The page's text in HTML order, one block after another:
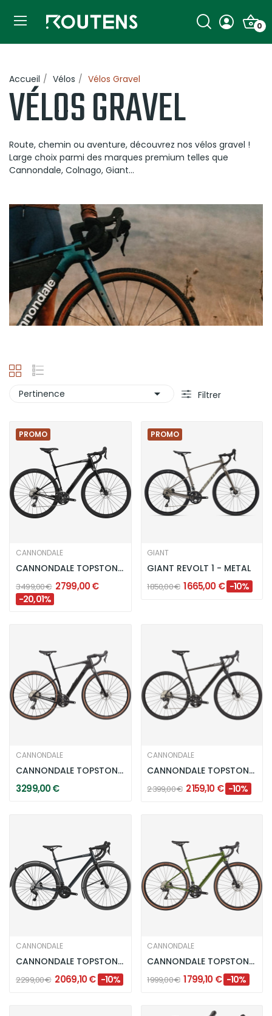
0
Accueil Vélos Vélos Gravel
VÉLOS GRAVEL
Route, chemin ou aventure, découvrez nos vélos gravel !
Large choix parmi des marques premium telles que
Cannondale, Colnago, Giant...
Pertinence  Filtrer
PROMO
CANNONDALE
CANNONDALE TOPSTONE CARBON 3 - CARBON
3 499,00 € 2 799,00 €
-20,01%
PROMO
GIANT
GIANT REVOLT 1 - METAL
1 850,00 € 1 665,00 € -10%
CANNONDALE
CANNONDALE TOPSTONE CARBON 3 GRX 2X - SMOKE BLACK
3 299,00 €
CANNONDALE
CANNONDALE TOPSTONE 1 - BLACK
2 399,00 € 2 159,10 € -10%
CANNONDALE
CANNONDALE TOPSTONE EQ - TUNGSTEN BLUE
2 299,00 € 2 069,10 € -10%
CANNONDALE
CANNONDALE TOPSTONE 2 GRX - 2X - SPRUCE GREEN
1 999,00 € 1 799,10 € -10%